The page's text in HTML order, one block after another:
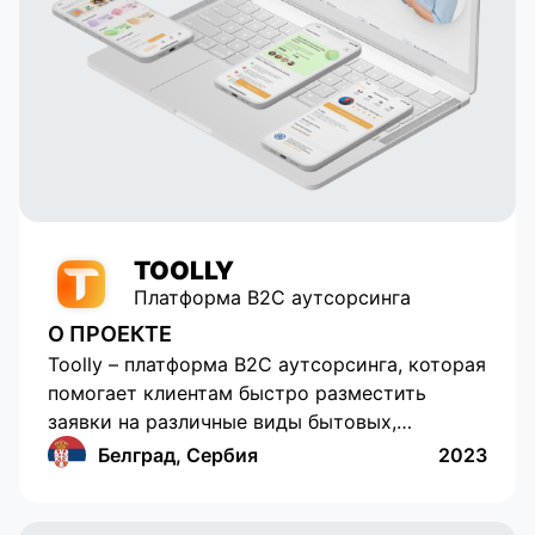
to their talent and dedication, our
service has grown and become
popular with tens of thousands of
active users. Appomart continues
to be an indispensable technical
partner, responding to our
TOOLLY
Платформа B2C аутсорсинга
О ПРОЕКТЕ
Toolly – платформа B2C аутсорсинга, которая
помогает клиентам быстро разместить
заявки на различные виды бытовых,
профессиональных и образовательных услуг,
Белград, Сербия 2023